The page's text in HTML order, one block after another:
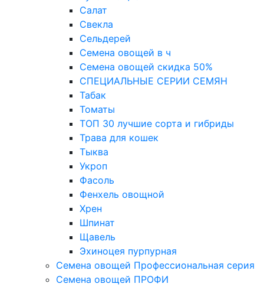
Салат
Свекла
Сельдерей
Семена овощей в ч
Семена овощей скидка 50%
СПЕЦИАЛЬНЫЕ СЕРИИ СЕМЯН
Табак
Томаты
ТОП 30 лучшие сорта и гибриды
Трава для кошек
Тыква
Укроп
Фасоль
Фенхель овощной
Хрен
Шпинат
Щавель
Эхиноцея пурпурная
Семена овощей Профессиональная серия
Семена овощей ПРОФИ